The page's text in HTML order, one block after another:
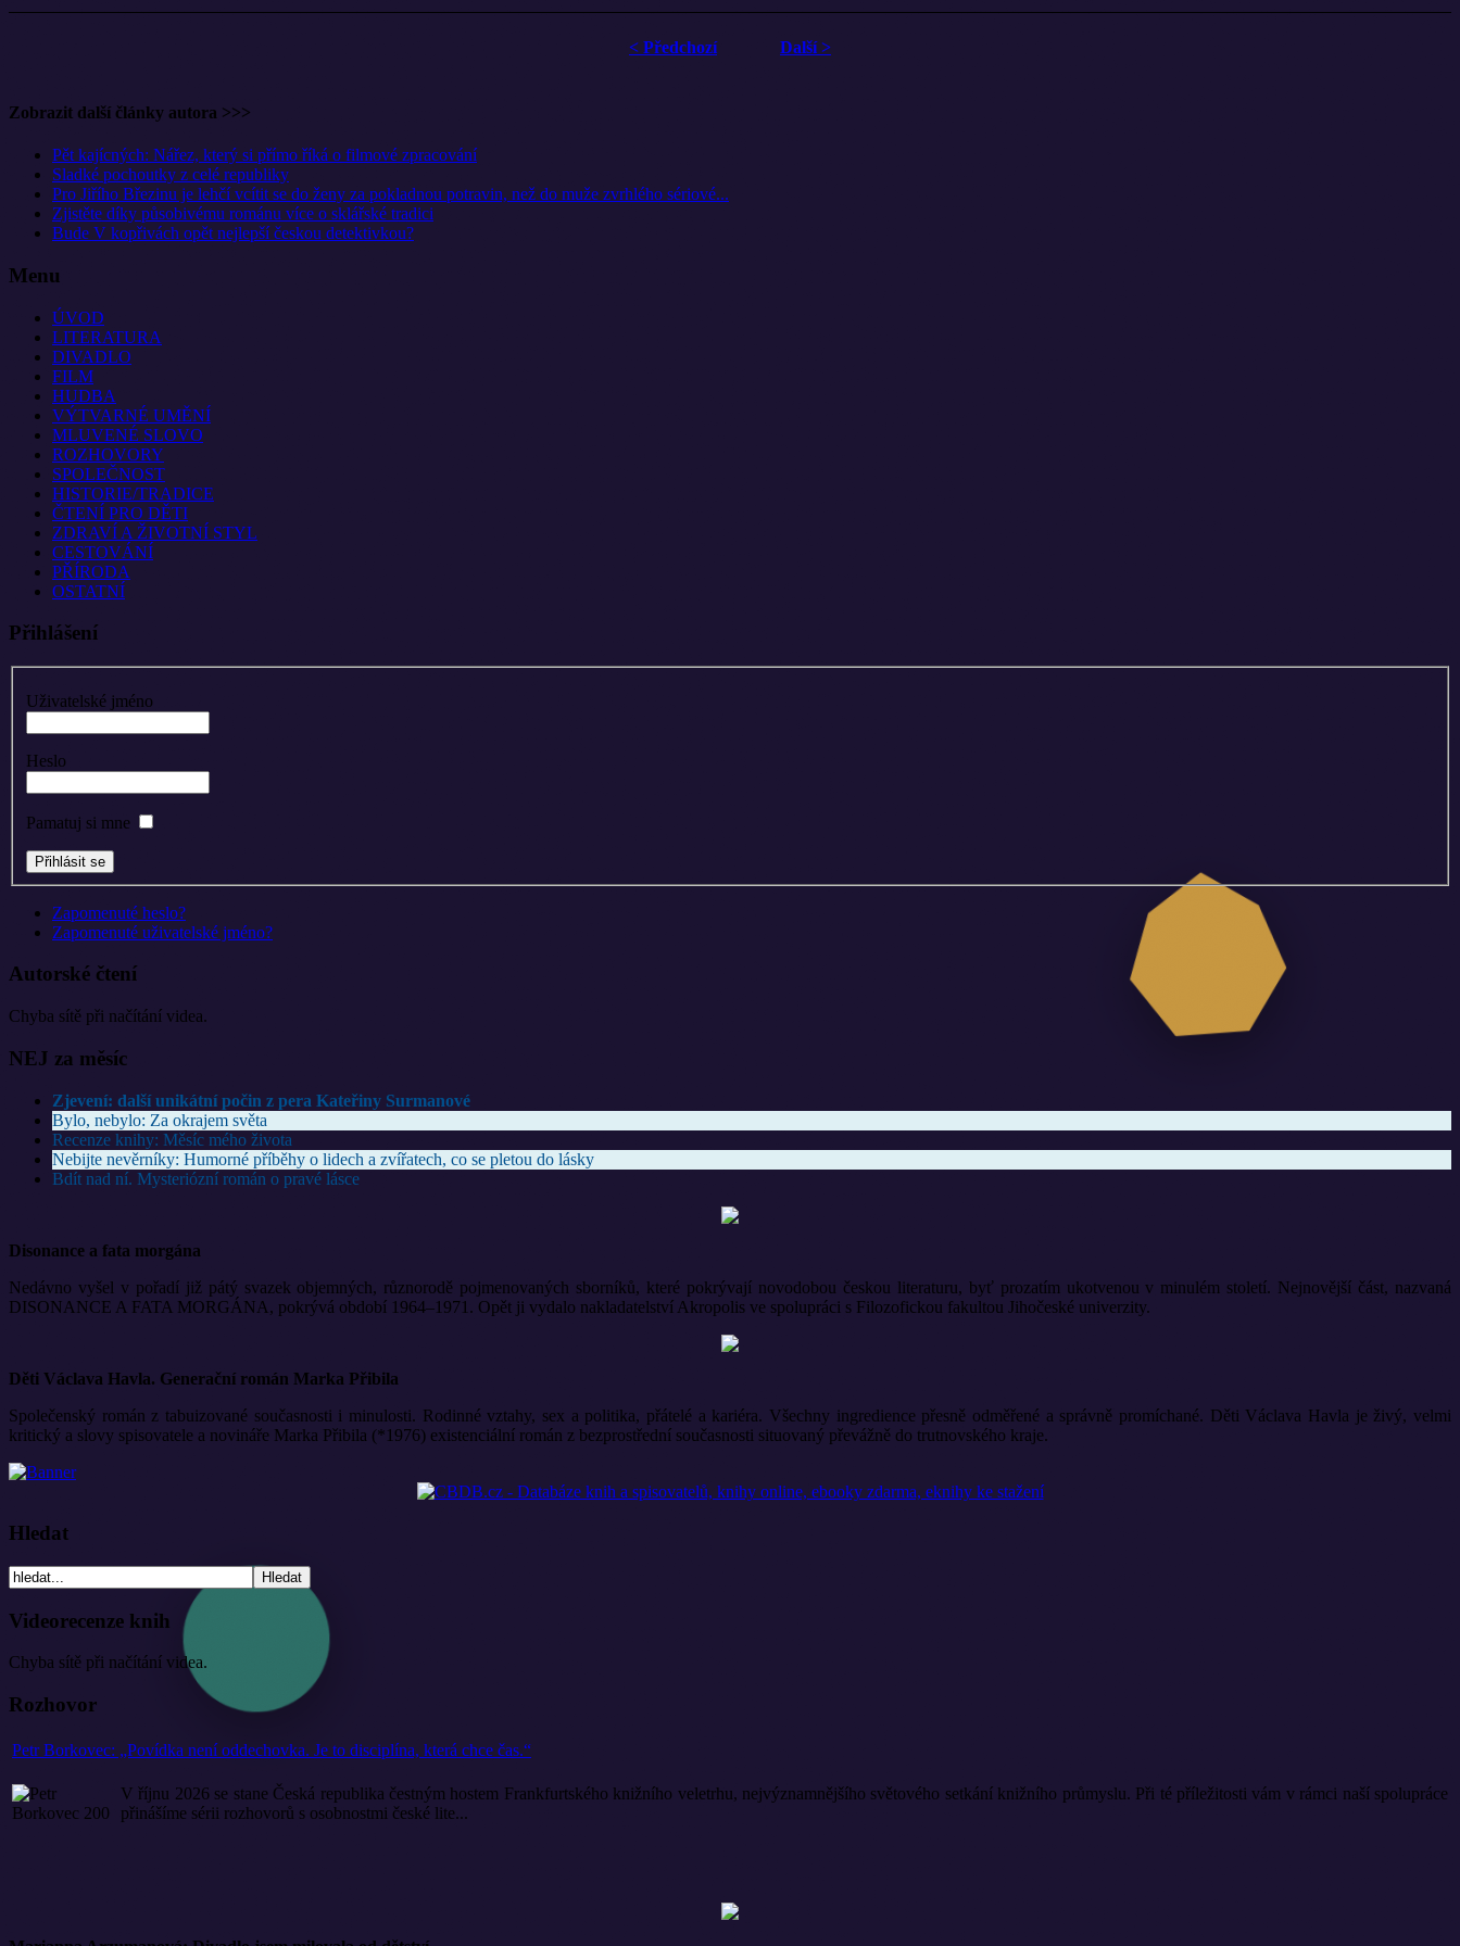
< Předchozí Další >
Zobrazit další články autora >>>
Pět kajícných: Nářez, který si přímo říká o filmové zpracování
Sladké pochoutky z celé republiky
Pro Jiřího Březinu je lehčí vcítit se do ženy za pokladnou potravin, než do muže zvrhlého sériové...
Zjistěte díky působivému románu více o sklářské tradici
Bude V kopřivách opět nejlepší českou detektivkou?
Menu
ÚVOD
LITERATURA
DIVADLO
FILM
HUDBA
VÝTVARNÉ UMĚNÍ
MLUVENÉ SLOVO
ROZHOVORY
SPOLEČNOST
HISTORIE/TRADICE
ČTENÍ PRO DĚTI
ZDRAVÍ A ŽIVOTNÍ STYL
CESTOVÁNÍ
PŘÍRODA
OSTATNÍ
Přihlášení
Uživatelské jméno
Heslo
Pamatuj si mne
Zapomenuté heslo?
Zapomenuté uživatelské jméno?
Autorské čtení
Chyba sítě při načítání videa.
NEJ za měsíc
Zjevení: další unikátní počin z pera Kateřiny Surmanové
Bylo, nebylo: Za okrajem světa
Recenze knihy: Měsíc mého života
Nebijte nevěrníky: Humorné příběhy o lidech a zvířatech, co se pletou do lásky
Bdít nad ní. Mysteriózní román o pravé lásce
Disonance a fata morgána
Nedávno vyšel v pořadí již pátý svazek objemných, různorodě pojmenovaných sborníků, které pokrývají novodobou českou literaturu, byť prozatím ukotvenou v minulém století. Nejnovější část, nazvaná
DISONANCE A FATA MORGÁNA, pokrývá období 1964–1971. Opět ji vydalo nakladatelství Akropolis ve spolupráci s Filozofickou fakultou Jihočeské univerzity.
Děti Václava Havla. Generační román Marka Přibila
Společenský román z tabuizované současnosti i minulosti. Rodinné vztahy, sex a politika, přátelé a kariéra. Všechny ingredience přesně odměřené a správně promíchané. Děti Václava Havla je živý, velmi
kritický a slovy spisovatele a novináře Marka Přibila (*1976) existenciální román z bezprostřední současnosti situovaný převážně do trutnovského kraje.
Hledat
Videorecenze knih
Chyba sítě při načítání videa.
Rozhovor
Petr Borkovec: „Povídka není oddechovka. Je to disciplína, která chce čas.“
V říjnu 2026 se stane Česká republika čestným hostem Frankfurtského knižního veletrhu, nejvýznamnějšího světového setkání knižního průmyslu. Při té příležitosti vám v rámci naší spolupráce
přinášíme sérii rozhovorů s osobnostmi české lite...